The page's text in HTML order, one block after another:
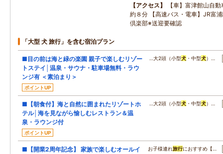
アクセス
【車】富津館山自
約８分 【高速バス・電車】JR富
倶楽部※送迎要確認
「大型 犬 旅行」を含む宿泊プラン
■目の前は海と緑の楽園 親子で楽しむリゾー
トステイ│温泉・サウナ・駐車場無料・ラウ
ンジ有 ＜素泊まり＞
ポイントUP
…大2頭（小型犬 ・中型犬）…
■【朝食付】海と自然に囲まれたリゾートホ
テル│海を見ながら愉しむレストラン＆温
泉・ラウンジ付
ポイントUP
…大2頭（小型犬 ・中型犬）…
■【開業2周年記念】 家族で楽しむオールイ
お子様連れ旅行におすすめ【…